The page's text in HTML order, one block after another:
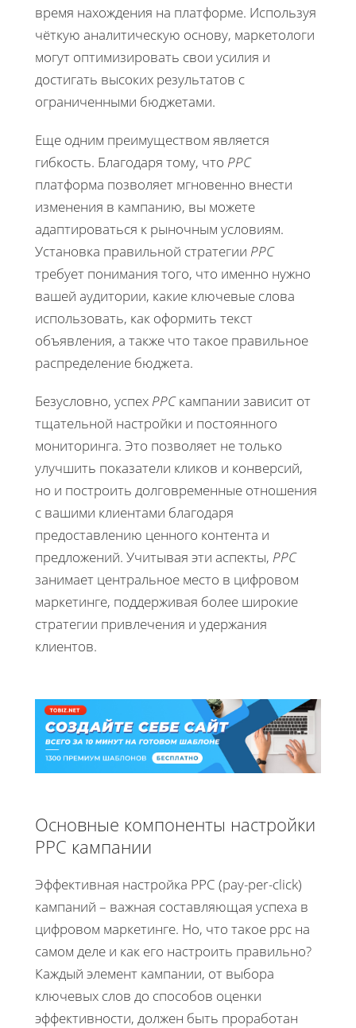
время нахождения на платформе. Используя
чёткую аналитическую основу, маркетологи
могут оптимизировать свои усилия и
достигать высоких результатов с
ограниченными бюджетами.
Еще одним преимуществом является
гибкость. Благодаря тому, что PPC
платформа позволяет мгновенно внести
изменения в кампанию, вы можете
адаптироваться к рыночным условиям.
Установка правильной стратегии PPC
требует понимания того, что именно нужно
вашей аудитории, какие ключевые слова
использовать, как оформить текст
объявления, а также что такое правильное
распределение бюджета.
Безусловно, успех PPCкампании зависит от
тщательной настройки и постоянного
мониторинга. Это позволяет не только
улучшить показатели кликов и конверсий,
но и построить долговременные отношения
с вашими клиентами благодаря
предоставлению ценного контента и
предложений. Учитывая эти аспекты, PPC
занимает центральное место в цифровом
маркетинге, поддерживая более широкие
стратегии привлечения и удержания
клиентов.
Основные компоненты настройки
PPC кампании
Эффективная настройка PPC (pay-per-click)
кампаний – важная составляющая успеха в
цифровом маркетинге. Но, что такое ppc на
самом деле и как его настроить правильно?
Каждый элемент кампании, от выбора
ключевых слов до способов оценки
эффективности, должен быть проработан